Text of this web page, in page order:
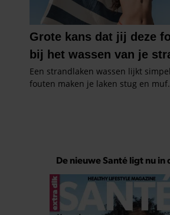
De nieuwe Santé ligt nu in